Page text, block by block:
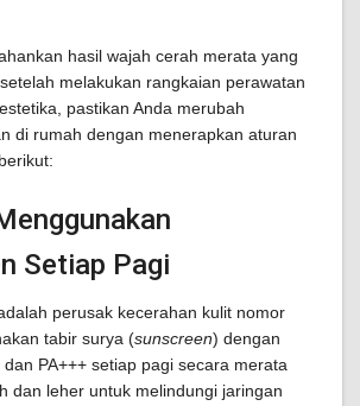
hasil wajah cerah merata yang
melakukan rangkaian perawatan
pastikan Anda merubah
di rumah dengan menerapkan aturan
Setiap Pagi
perusak kecerahan kulit nomor
tabir surya (sunscreen) dengan
PA+++ setiap pagi secara merata
dan leher untuk melindungi jaringan